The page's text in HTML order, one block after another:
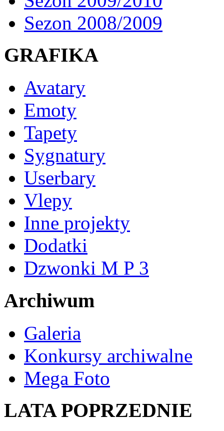
Sezon 2008/2009
GRAFIKA
Avatary
Emoty
Tapety
Sygnatury
Userbary
Vlepy
Inne projekty
Dodatki
Dzwonki M P 3
Archiwum
Galeria
Konkursy archiwalne
Mega Foto
LATA POPRZEDNIE